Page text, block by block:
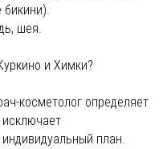
бикини).
шея.
и Химки?
косметолог определяет
план.